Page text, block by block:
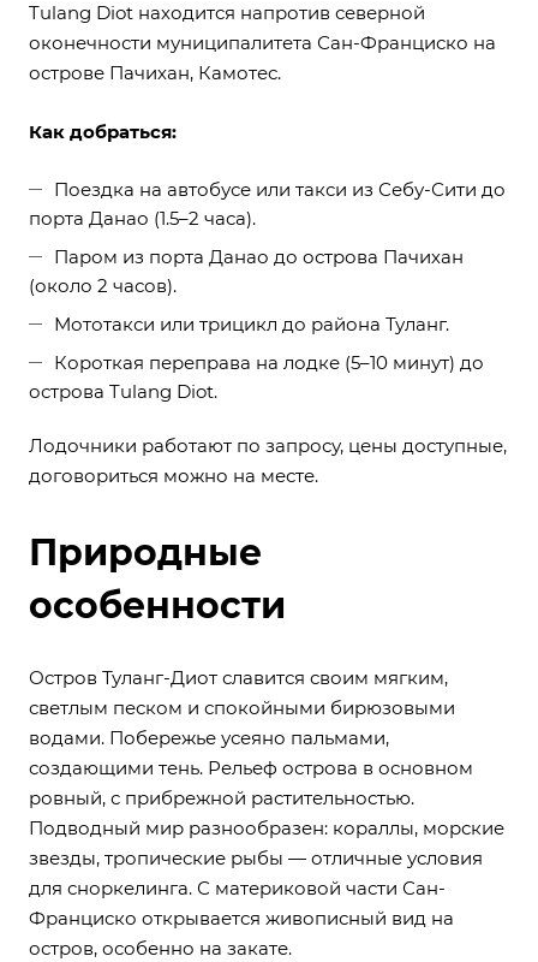
Tulang Diot находится напротив северной
оконечности муниципалитета Сан-Франциско на
острове Пачихан, Камотес.
Как добраться:
Поездка на автобусе или такси из Себу-Сити до
порта Данао (1.5–2 часа).
Паром из порта Данао до острова Пачихан
(около 2 часов).
Мототакси или трицикл до района Туланг.
Короткая переправа на лодке (5–10 минут) до
острова Tulang Diot.
Лодочники работают по запросу, цены доступные,
договориться можно на месте.
Природные
особенности
Остров Туланг-Диот славится своим мягким,
светлым песком и спокойными бирюзовыми
водами. Побережье усеяно пальмами,
создающими тень. Рельеф острова в основном
ровный, с прибрежной растительностью.
Подводный мир разнообразен: кораллы, морские
звезды, тропические рыбы — отличные условия
для сноркелинга. С материковой части Сан-
Франциско открывается живописный вид на
остров, особенно на закате.